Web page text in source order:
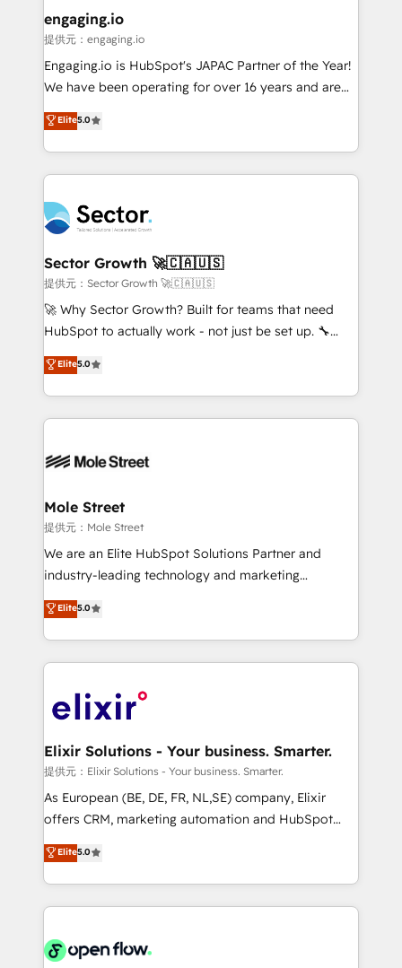
Também somos distribuidores oficiais da HubSpot
e de mais de 150 softwares globais permitindo
contratar e pagar a HubSpot em reais com nota
fiscal no Brasil e gerar economia de até 50% na
Oferecemos ainda agentes de IA especializados em
HubSpot que automatizam tarefas executam rotinas
empresas em 13 países utilizam a Nexforce. Somos
a maior parceira da HubSpot na América Latina e
líder no ranking global de sucesso do cliente da
HubSpot.
engaging.io
提供元：engaging.io
Engaging.io is HubSpot's JAPAC Partner of the Year!
We have been operating for over 16 years and are
one of HubSpot's most experienced and technically
capable Agency Partners globally. We specialise in
complex CRM migrations, implementations,
integrations, custom CMS portal development,
businesses. Our teams are based in North America
and APAC. We are HubSpot's top-ranked Advanced
Implementation Certified Partner and we contribute
to their advisory council. We strive to do 'good work
with good people' and have worked with incredible
brands. You can see some of them on our website,
Elite5.0
Sector Growth 🚀🇨🇦🇺🇸
提供元：Sector Growth 🚀🇨🇦🇺🇸
🚀 Why Sector Growth? Built for teams that need
HubSpot to actually work - not just be set up. 🔧
HubSpot Experts: Onboarding, migrations,
automation, and training built for adoption. ⚡ Highly
Technical Execution: ERP, EMR and Custom
Integrations; complex builds delivered in weeks, not
workflows; automation agents; process optimization
Healthcare: HIPAA implementations; secure data
workflows 💼 Financial Services: compliant
workflows; audit-ready reporting ⚖️ Legal: client
intake; pipeline and document workflows 🛒 E-
revenue automation 🏢 Real Estate: deal pipelines;
portfolio and lifecycle management 🏭
HIPAA-aware; CASL-compliant; GDPR-ready
implementations where required 💡 Why 500+
built to scale.
Elite5.0
Mole Street
提供元：Mole Street
We are an Elite HubSpot Solutions Partner and
industry-leading technology and marketing
consultancy. Our focus is on enterprise and mid-
market B2B companies globally that want a strategic
approach to execute their goals through creative
applications of our solutions; Technical HubSpot
Design, Migrations + Integrations. Mole Street’s
greatness, which is achieved through creating
absolute clarity, derived from a well-defined
strategy, executed well, and reported on with clear
results. The culture is driven by core values; Joy, Grit,
Mindedness, and Clarity. We are driven to win for the
collective good of the company and its clientele, and
things are happening.
Elite5.0
Elixir Solutions - Your business. Smarter.
提供元：Elixir Solutions - Your business. Smarter.
As European (BE, DE, FR, NL,SE) company, Elixir
offers CRM, marketing automation and HubSpot
integration products and services to mid-market
and enterprise customers. We ensure that your sales,
service and marketing department operates in the
most effective way, while at the same time
integrated buyers journey. Elixir is located in
Elite5.0